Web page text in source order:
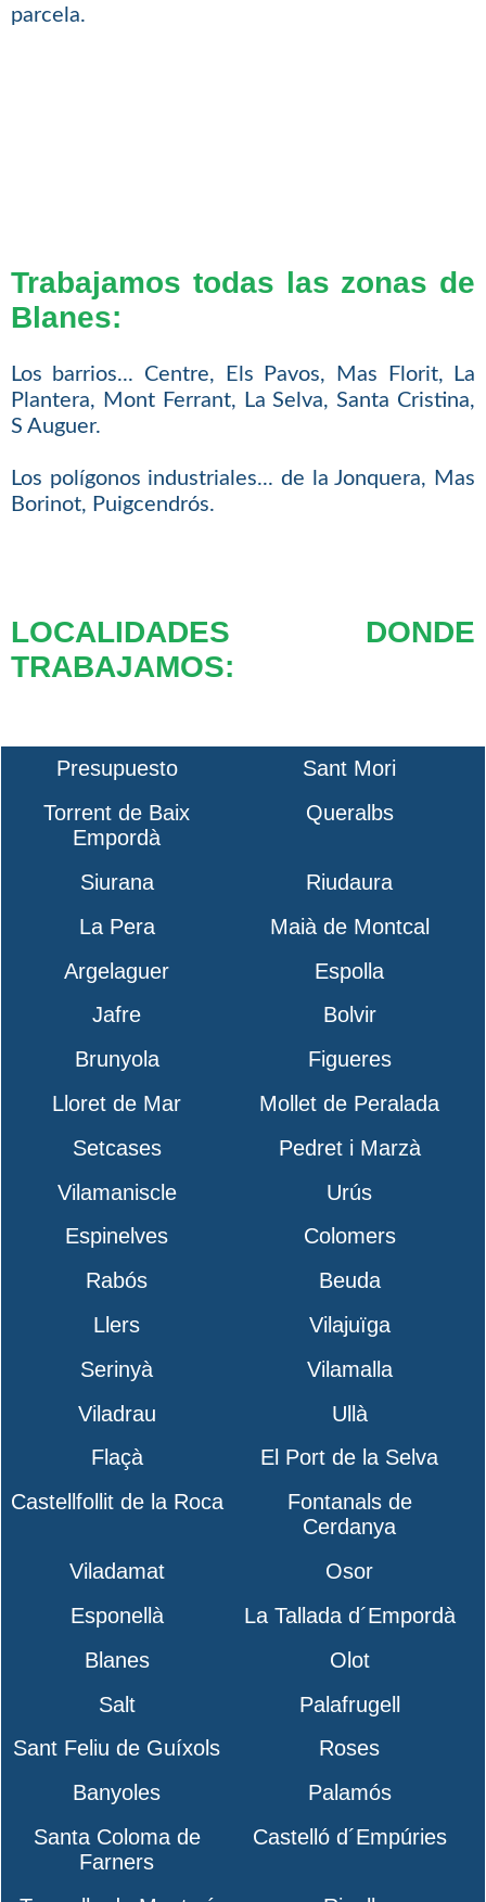
parcela.
Trabajamos todas las zonas de
Blanes:
Los barrios... Centre, Els Pavos, Mas Florit, La
Plantera, Mont Ferrant, La Selva, Santa Cristina,
S Auguer.
Los polígonos industriales... de la Jonquera, Mas
Borinot, Puigcendrós.
LOCALIDADES DONDE
TRABAJAMOS:
Presupuesto
Sant Mori
Torrent de Baix
Empordà
Queralbs
Siurana
Riudaura
La Pera
Maià de Montcal
Argelaguer
Espolla
Jafre
Bolvir
Brunyola
Figueres
Lloret de Mar
Mollet de Peralada
Setcases
Pedret i Marzà
Vilamaniscle
Urús
Espinelves
Colomers
Rabós
Beuda
Llers
Vilajuïga
Serinyà
Vilamalla
Viladrau
Ullà
Flaçà
El Port de la Selva
Castellfollit de la Roca
Fontanals de
Cerdanya
Viladamat
Osor
Esponellà
La Tallada d´Empordà
Blanes
Olot
Salt
Palafrugell
Sant Feliu de Guíxols
Roses
Banyoles
Palamós
Santa Coloma de
Farners
Castelló d´Empúries